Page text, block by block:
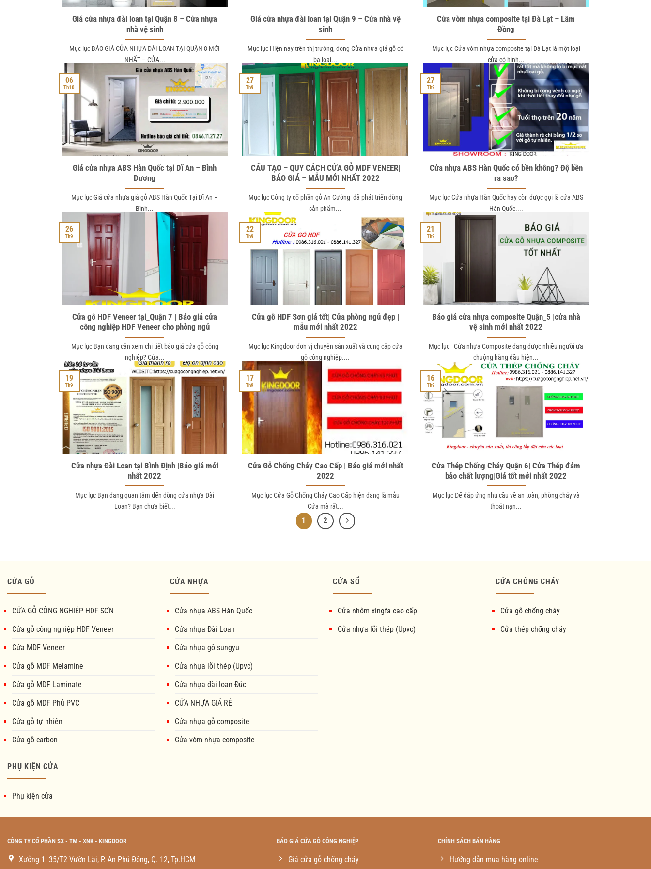
Giá cửa nhựa đài loan tại Quận 8 – Cửa nhựa
nhà vệ sinh
Mục lục BÁO GIÁ CỬA NHỰA ĐÀI LOAN TẠI QUẬN 8 MỚI
NHẤT – CỬA...
Giá cửa nhựa đài loan tại Quận 9 – Cửa nhà vệ
sinh
Mục lục Hiện nay trên thị trường, dòng Cửa nhựa giả gỗ có
ba loại...
Cửa vòm nhựa composite tại Đà Lạt – Lâm
Đồng
Mục lục Cửa vòm nhựa composite tại Đà Lạt là một loại
cửa có hình...
Giá cửa nhựa ABS Hàn Quốc tại Dĩ An – Bình
Dương
Mục lục Giá cửa nhựa giả gỗ ABS Hàn Quốc Tại Dĩ An –
Bình...
06
Th10
CẤU TẠO – QUY CÁCH CỬA GỖ MDF VENEER|
BÁO GIÁ – MẪU MỚI NHẤT 2022
Mục lục Công ty cổ phần gỗ An Cường đã phát triển dòng
sản phẩm...
27
Th9
Cửa nhựa ABS Hàn Quốc có bền không? Độ bền
ra sao?
Mục lục Cửa nhựa Hàn Quốc hay còn được gọi là cửa ABS
Hàn Quốc....
27
Th9
Cửa gỗ HDF Veneer tại_Quận 7 | Báo giá cửa
công nghiệp HDF Veneer cho phòng ngủ
Mục lục Bạn đang cần xem chi tiết báo giá cửa gỗ công
nghiệp? Cửa...
26
Th9
Cửa gỗ HDF Sơn giá tốt| Cửa phòng ngủ đẹp |
mẫu mới nhất 2022
Mục lục Kingdoor đơn vị chuyên sản xuất và cung cấp cửa
gỗ công nghiệp....
22
Th9
Báo giá cửa nhựa composite Quận_5 |cửa nhà
vệ sinh mới nhất 2022
Mục lục Cửa nhựa Composite đang được nhiều người ưa
chuộng hàng đầu hiện...
21
Th9
Cửa nhựa Đài Loan tại Bình Định |Báo giá mới
nhất 2022
Mục lục Bạn đang quan tâm đến dòng cửa nhựa Đài
Loan? Bạn chưa biết...
19
Th9
Cửa Gỗ Chống Cháy Cao Cấp | Báo giá mới nhất
2022
Mục lục Cửa Gỗ Chống Cháy Cao Cấp hiện đang là mẫu
Cửa mà rất...
17
Th9
Cửa Thép Chống Cháy Quận 6| Cửa Thép đảm
bảo chất lượng|Giá tốt mới nhất 2022
Mục lục Để đáp ứng nhu cầu về an toàn, phòng cháy và
thoát nạn...
16
Th9
1 2
CỬA GỖ
CỬA GỖ CÔNG NGHIỆP HDF SƠN
Cửa gỗ công nghiệp HDF Veneer
Cửa MDF Veneer
Cửa gỗ MDF Melamine
Cửa gỗ MDF Laminate
Cửa gỗ MDF Phủ PVC
Cửa gỗ tự nhiên
Cửa gỗ carbon
CỬA NHỰA
Cửa nhựa ABS Hàn Quốc
Cửa nhựa Đài Loan
Cửa nhựa gỗ sungyu
Cửa nhựa lõi thép (Upvc)
Cửa nhựa đài loan Đúc
CỬA NHỰA GIÁ RẺ
Cửa nhựa gỗ composite
Cửa vòm nhựa composite
CỬA SỔ
Cửa nhôm xingfa cao cấp
Cửa nhựa lõi thép (Upvc)
CỬA CHỐNG CHÁY
Cửa gỗ chống cháy
Cửa thép chống cháy
PHỤ KIỆN CỬA
Phụ kiện cửa
CÔNG TY CỔ PHẦN SX - TM - XNK - KINGDOOR
Xưởng 1: 35/T2 Vườn Lài, P. An Phú Đông, Q. 12, Tp.HCM
BÁO GIÁ CỬA GỖ CÔNG NGHIỆP
Giá cửa gỗ chống cháy
CHÍNH SÁCH BÁN HÀNG
Hướng dẫn mua hàng online